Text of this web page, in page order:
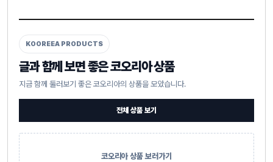
KOOREEA PRODUCTS
글과 함께 보면 좋은 코오리아 상품
지금 함께 둘러보기 좋은 코오리아의 상품을 모았습니다.
전체 상품 보기
코오리아 상품 보러가기